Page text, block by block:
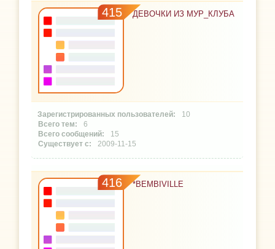
415 ДЕВОЧКИ ИЗ МУР_КЛУБА
10
6
15
2009-11-15
416 *BEMBIVILLE